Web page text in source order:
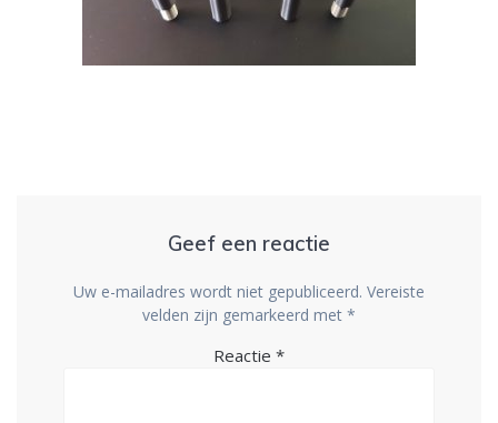
Geef een reactie
Uw e-mailadres wordt niet gepubliceerd. Vereiste
velden zijn gemarkeerd met *
Reactie *